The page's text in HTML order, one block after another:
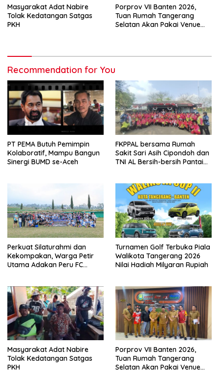
Masyarakat Adat Nabire
Tolak Kedatangan Satgas
PKH
Porprov VII Banten 2026,
Tuan Rumah Tangerang
Selatan Akan Pakai Venue
Recommendation for You
PT PEMA Butuh Pemimpin
Kolaboratif, Mampu Bangun
Sinergi BUMD se-Aceh
FKPPAL bersama Rumah
Sakit Sari Asih Cipondoh dan
TNI AL Bersih-bersih Pantai
Perkuat Silaturahmi dan
Kekompakan, Warga Petir
Utama Adakan Peru FC
Turnamen Golf Terbuka Piala
Walikota Tangerang 2026
Nilai Hadiah Milyaran Rupiah
Masyarakat Adat Nabire
Tolak Kedatangan Satgas
PKH
Porprov VII Banten 2026,
Tuan Rumah Tangerang
Selatan Akan Pakai Venue